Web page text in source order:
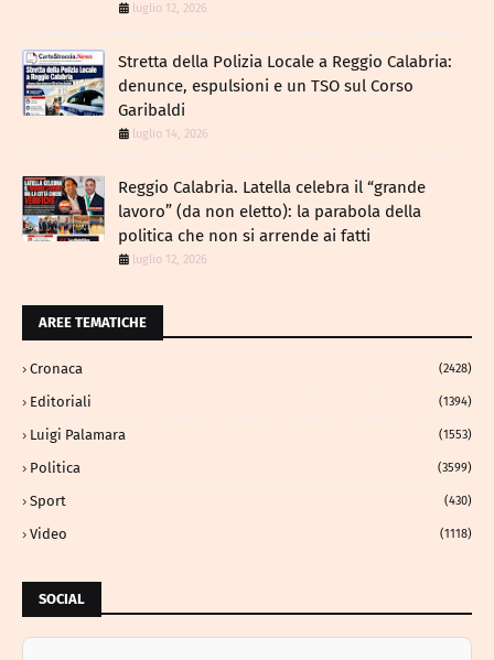
luglio 12, 2026
​Stretta della Polizia Locale a Reggio Calabria:
denunce, espulsioni e un TSO sul Corso
Garibaldi
luglio 14, 2026
Reggio Calabria. Latella celebra il “grande
lavoro” (da non eletto): la parabola della
politica che non si arrende ai fatti
luglio 12, 2026
AREE TEMATICHE
Cronaca (2428)
Editoriali (1394)
Luigi Palamara (1553)
Politica (3599)
Sport (430)
Video (1118)
SOCIAL